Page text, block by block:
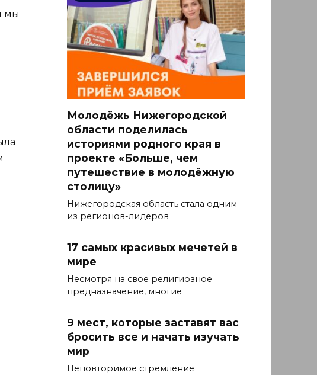
мы
Молодёжь Нижегородской
области поделилась
историями родного края в
проекте «Больше, чем
путешествие в молодёжную
столицу»
Нижегородская область стала одним
из регионов-лидеров
17 самых красивых мечетей в
мире
Несмотря на свое религиозное
предназначение, многие
9 мест, которые заставят вас
бросить все и начать изучать
мир
Неповторимое стремление